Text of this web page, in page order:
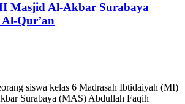
Masjid Al-Akbar Surabaya
Qur’an
siswa kelas 6 Madrasah Ibtidaiyah (MI)
Surabaya (MAS) Abdullah Faqih